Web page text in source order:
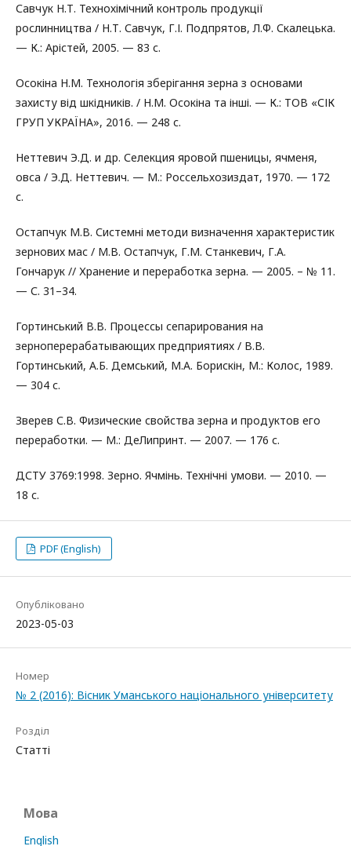
Савчук Н.Т. Технохімічний контроль продукції
рослинництва / Н.Т. Савчук, Г.І. Подпрятов, Л.Ф. Скалецька.
— К.: Арістей, 2005. — 83 с.
Осокіна Н.М. Технологія зберігання зерна з основами
захисту від шкідників. / Н.М. Осокіна та інші. — К.: ТОВ «СІК
ГРУП УКРАЇНА», 2016. — 248 с.
Неттевич Э.Д. и др. Селекция яровой пшеницы, ячменя,
овса / Э.Д. Неттевич. — М.: Россельхозиздат, 1970. — 172
с.
Остапчук М.В. Системні методи визначення характеристик
зернових мас / М.В. Остапчук, Г.М. Станкевич, Г.А.
Гончарук // Хранение и переработка зерна. — 2005. – № 11.
— С. 31–34.
Гортинський В.В. Процессы сепарирования на
зерноперерабатывающих предприятиях / В.В.
Гортинський, А.Б. Демський, М.А. Борискін, М.: Колос, 1989.
— 304 с.
Зверев С.В. Физические свойства зерна и продуктов его
переработки. — М.: ДеЛипринт. — 2007. — 176 с.
ДСТУ 3769:1998. Зерно. Ячмінь. Технічні умови. — 2010. —
18 с.
PDF (English)
Опубліковано
2023-05-03
Номер
№ 2 (2016): Вісник Уманського національного університету
Розділ
Статті
Мова
English